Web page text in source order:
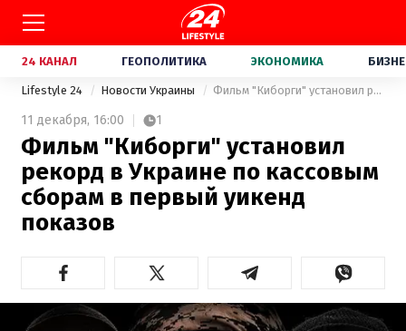
24 КАНАЛ ГЕОПОЛИТИКА ЭКОНОМИКА
Lifestyle 24 Новости Украины Фильм "Киборги" установил рекорд в Украине по кассовым сборам в первый уикенд показов
11 декабря, 16:00 1
Фильм "Киборги" установил
рекорд в Украине по кассовым
сборам в первый уикенд
показов